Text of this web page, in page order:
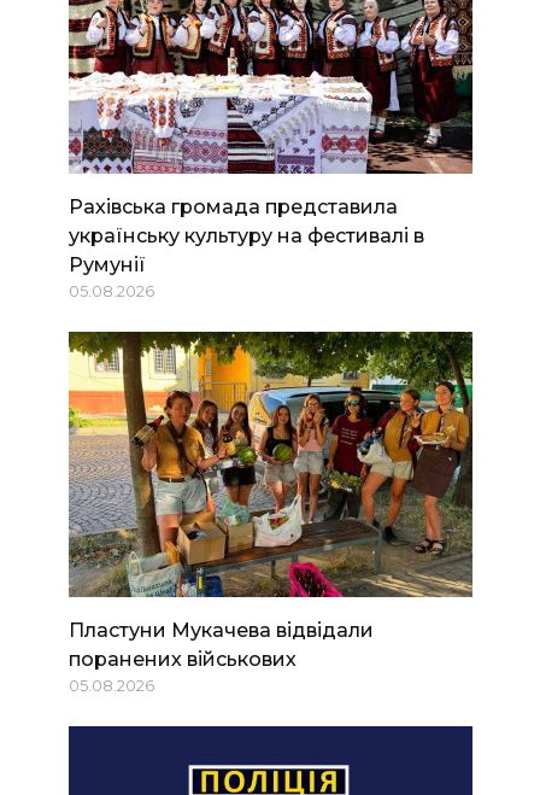
Рахівська громада представила
українську культуру на фестивалі в
Румунії
05.08.2026
Пластуни Мукачева відвідали
поранених військових
05.08.2026